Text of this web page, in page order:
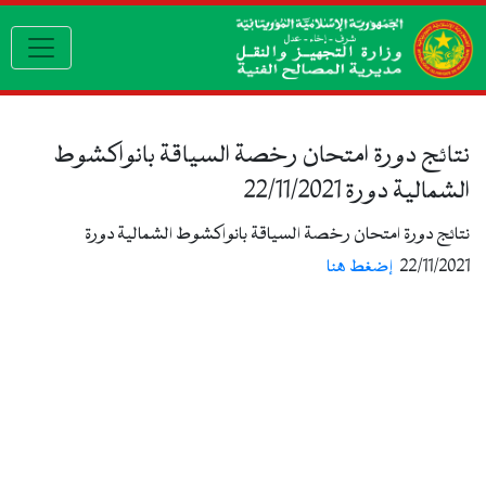
نتائج دورة امتحان رخصة السياقة بانواكشوط
الشمالية دورة 22/11/2021
نتائج دورة امتحان رخصة السياقة بانواكشوط الشمالية دورة
22/11/2021 إضغط هنا